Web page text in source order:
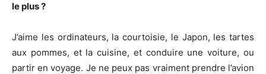
le plus ?
J’aime les ordinateurs, la courtoisie, le Japon, les tartes
aux pommes, et la cuisine, et conduire une voiture, ou
partir en voyage. Je ne peux pas vraiment prendre l’avion